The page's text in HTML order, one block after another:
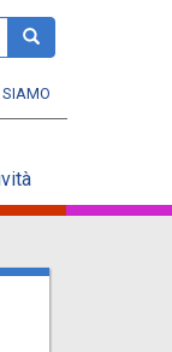
cerca
SIAMO